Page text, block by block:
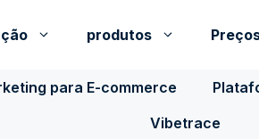
produtos
para E-commerce
Vibetrace